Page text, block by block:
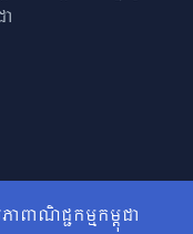
ាណិជ្ជកម្មកម្ពុជា